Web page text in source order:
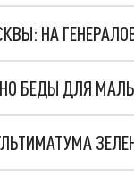
НА
БЕДЫ ДЛЯ